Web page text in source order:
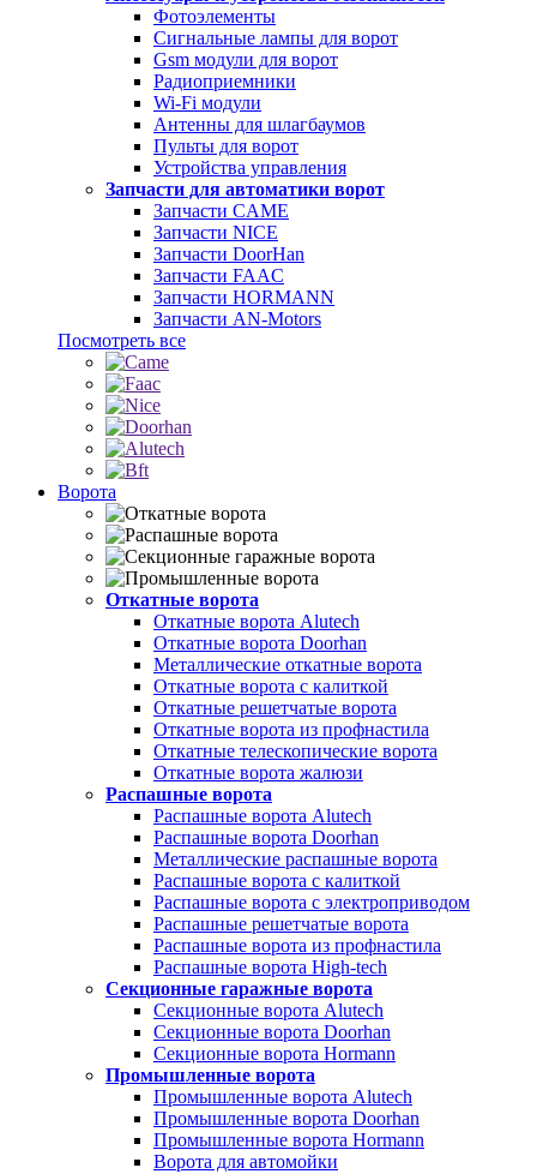
Фотоэлементы
Сигнальные лампы для ворот
Gsm модули для ворот
Радиоприемники
Wi-Fi модули
Антенны для шлагбаумов
Пульты для ворот
Устройства управления
Запчасти для автоматики ворот
Запчасти CAME
Запчасти NICE
Запчасти DoorHan
Запчасти FAAC
Запчасти HORMANN
Запчасти AN-Motors
Посмотреть все
Ворота
Откатные ворота
Откатные ворота Alutech
Откатные ворота Doorhan
Металлические откатные ворота
Откатные ворота с калиткой
Откатные решетчатые ворота
Откатные ворота из профнастила
Откатные телескопические ворота
Откатные ворота жалюзи
Распашные ворота
Распашные ворота Alutech
Распашные ворота Doorhan
Металлические распашные ворота
Распашные ворота с калиткой
Распашные ворота с электроприводом
Распашные решетчатые ворота
Распашные ворота из профнастила
Распашные ворота High-tech
Секционные гаражные ворота
Секционные ворота Alutech
Секционные ворота Doorhan
Секционные ворота Hormann
Промышленные ворота
Промышленные ворота Alutech
Промышленные ворота Doorhan
Промышленные ворота Hormann
Ворота для автомойки